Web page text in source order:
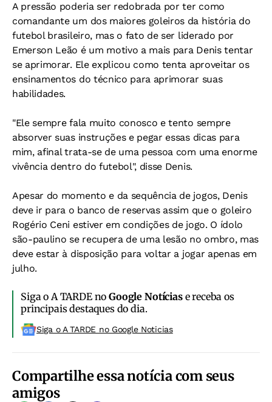
A pressão poderia ser redobrada por ter como
comandante um dos maiores goleiros da história do
futebol brasileiro, mas o fato de ser liderado por
Emerson Leão é um motivo a mais para Denis tentar
se aprimorar. Ele explicou como tenta aproveitar os
ensinamentos do técnico para aprimorar suas
habilidades.
"Ele sempre fala muito conosco e tento sempre
absorver suas instruções e pegar essas dicas para
mim, afinal trata-se de uma pessoa com uma enorme
vivência dentro do futebol", disse Denis.
Apesar do momento e da sequência de jogos, Denis
deve ir para o banco de reservas assim que o goleiro
Rogério Ceni estiver em condições de jogo. O ídolo
são-paulino se recupera de uma lesão no ombro, mas
deve estar à disposição para voltar a jogar apenas em
julho.
Siga o A TARDE noGoogle Notíciase receba os
principais destaques do dia.
Siga o A TARDE no Google Noticias
Compartilhe essa notícia com seus
amigos